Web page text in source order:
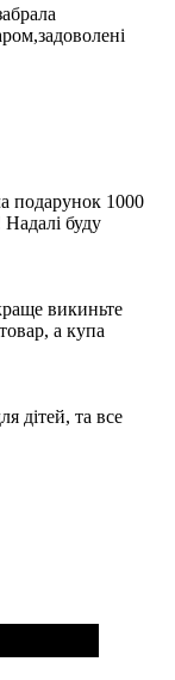
подарунок 1000
буду
викиньте
а купа
дітей, та все